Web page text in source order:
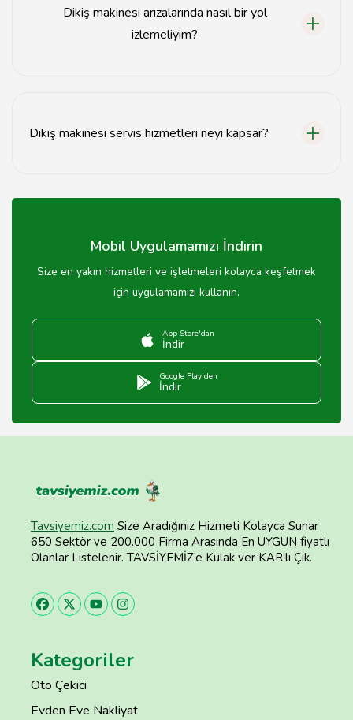
Dikiş makinesi arızalarında nasıl bir yol
izlemeliyim?
Dikiş makinesi servis hizmetleri neyi kapsar?
değişimi ve genel kontrolü kapsar.
Mobil Uygulamamızı İndirin
Size en yakın hizmetleri ve işletmeleri kolayca keşfetmek
için uygulamamızı kullanın.
App Store'dan
İndir
Google Play'den
İndir
Tavsiyemiz.com Size Aradığınız Hizmeti Kolayca Sunar
650 Sektör ve 200.000 Firma Arasında En UYGUN fiyatlı
Olanlar Listelenir. TAVSİYEMİZ’e Kulak ver KAR’lı Çık.
Kategoriler
Oto Çekici
Evden Eve Nakliyat